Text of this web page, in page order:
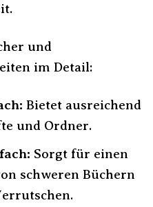
und
im Detail:
Bietet ausreichend
und Ordner.
Sorgt für einen
schweren Büchern